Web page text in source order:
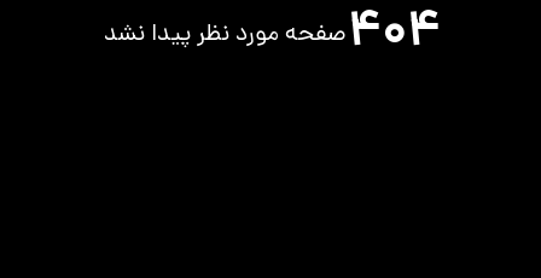
۴۰۴صفحه مورد نظر پیدا نشد